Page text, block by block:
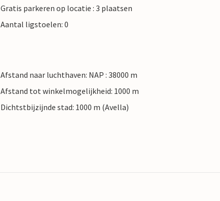
Gratis parkeren op locatie : 3 plaatsen
Aantal ligstoelen: 0
Afstand naar luchthaven: NAP : 38000 m
Afstand tot winkelmogelijkheid: 1000 m
Dichtstbijzijnde stad: 1000 m (Avella)